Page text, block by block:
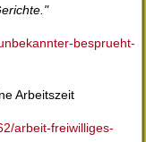
besprueht-
Arbeitszeit
arbeit-freiwilliges-